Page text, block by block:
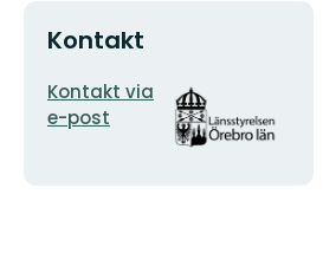
Kontakt
E-
postadress
Kontakt via
e-post
Organisationens
logotyp